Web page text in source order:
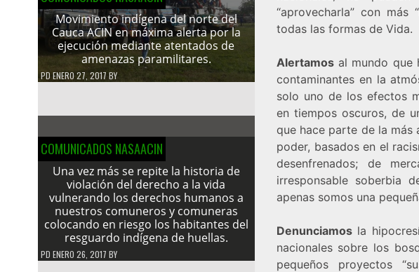
Movimiento indígena del norte del
Cauca ACIN en máxima alerta por la
ejecución mediante atentados de
amenazas paramilitares.
PD ENERO 27, 2017 BY
COMUNICADOS NASAACIN
Una vez más se repite la historia de
violación del derecho a la vida
vulnerando los derechos humanos a
nuestros comuneros y comuneras
colocando en riesgo los habitantes del
resguardo indígena de huellas.
PD ENERO 26, 2017 BY
“aprovecharla” con más
todas las formas de Vida.
Alertamosal mundo que
contaminantes en la
solo uno de los efectos
en tiempos oscuros, de
que hace parte de la
poder, basados en el
desenfrenados; de
irresponsable soberbia
apenas somos una
Denunciamosla
nacionales sobre los
pequeños proyectos